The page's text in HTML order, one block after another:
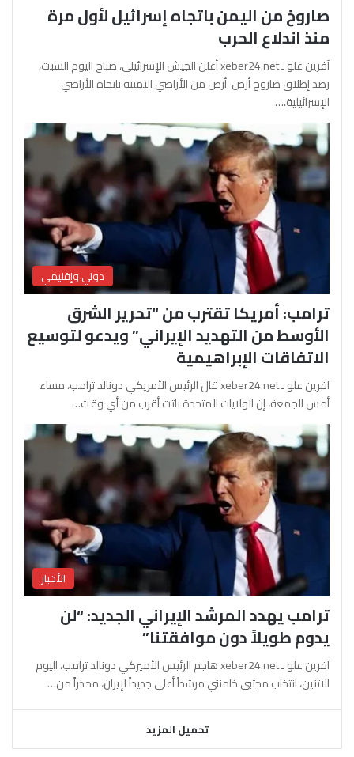
صاروخ من اليمن باتجاه إسرائيل لأول مرة
منذ اندلاع الحرب
آفرين علو ـ xeber24.net أعلن الجيش الإسرائيلي، صباح اليوم السبت،
رصد إطلاق صاروخ أرض-أرض من الأراضي اليمنية باتجاه الأراضي
الإسرائيلية،…
دولي وإقليمي
ترامب: أمريكا تقترب من “تحرير الشرق
الأوسط من التهديد الإيراني” ويدعو لتوسيع
الاتفاقات الإبراهيمية
آفرين علو ـ xeber24.net قال الرئيس الأمريكي دونالد ترامب، مساء
أمس الجمعة، إن الولايات المتحدة باتت أقرب من أي وقت…
الأخبار
ترامب يهدد المرشد الإيراني الجديد: “لن
يدوم طويلاً دون موافقتنا”
آفرين علو ـ xeber24.net هاجم الرئيس الأميركي دونالد ترامب، اليوم
الاثنين، انتخاب مجتبى خامنئي مرشداً أعلى جديداً لإيران، محذراً من…
تحميل المزيد